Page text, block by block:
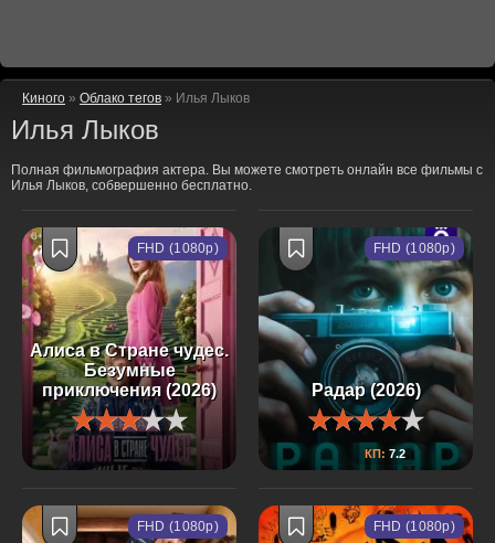
Киного » Облако тегов » Илья Лыков
Илья Лыков
Полная фильмография актера. Вы можете смотреть онлайн все фильмы с
Илья Лыков, собвершенно бесплатно.
Алиса в Стране чудес.
Безумные
приключения (2026)
FHD (1080p)
Радар (2026)
КП: 7.2
FHD (1080p)
FHD (1080p) FHD (1080p)